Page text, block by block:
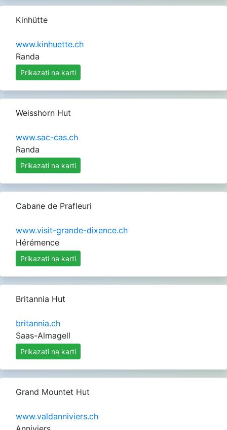
Kinhütte
www.kinhuette.ch
Randa
Prikazati na karti
Weisshorn Hut
www.sac-cas.ch
Randa
Prikazati na karti
Cabane de Prafleuri
www.visit-grande-dixence.ch
Hérémence
Prikazati na karti
Britannia Hut
britannia.ch
Saas-Almagell
Prikazati na karti
Grand Mountet Hut
www.valdanniviers.ch